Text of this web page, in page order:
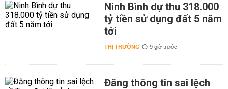
Ninh Bình dự thu 318.000
tỷ tiền sử dụng đất 5 năm
tới
THỊ TRƯỜNG 9 giờ trước
Đăng thông tin sai lệch